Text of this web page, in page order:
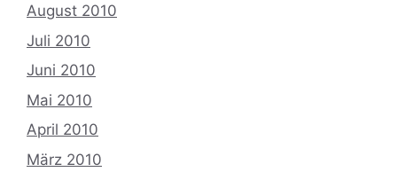
August 2010
Juli 2010
Juni 2010
Mai 2010
April 2010
März 2010